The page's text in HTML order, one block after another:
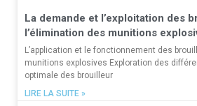
La demande et l’exploitation des
l’élimination des munitions
L’application et le fonctionnement des
munitions explosives Exploration des
optimale des brouilleur
LIRE LA SUITE »